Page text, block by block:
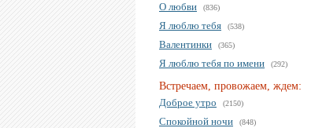
О любви
(836)
Я люблю тебя (538)
Валентинки (365)
Я люблю тебя по имени (292)
Встречаем, провожаем, ждем:
Доброе утро
(2150)
Спокойной ночи (848)